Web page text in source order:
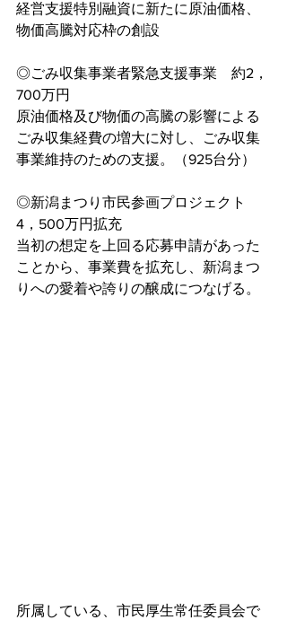
経営支援特別融資に新たに原油価格、
物価高騰対応枠の創設
◎ごみ収集事業者緊急支援事業　約2，
700万円
原油価格及び物価の高騰の影響による
ごみ収集経費の増大に対し、ごみ収集
事業維持のための支援。（925台分）
◎新潟まつり市民参画プロジェクト
4，500万円拡充
当初の想定を上回る応募申請があった
ことから、事業費を拡充し、新潟まつ
りへの愛着や誇りの醸成につなげる。
所属している、市民厚生常任委員会で